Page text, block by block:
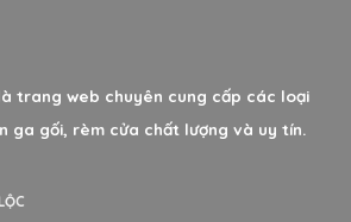
trang web chuyên cung cấp các loại
ga gối, rèm cửa chất lượng và uy tín.